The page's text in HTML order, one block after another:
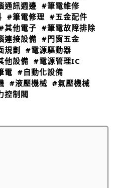
通訊週邊 #筆電維修
#筆電修理 #五金配件
其他電子 #筆電故障排除
連接設備 #門窗五金
規劃
#電源驅動器
他設備 #電源管理IC
電 #自動化設備
#液壓機械 #氣壓機械
控制閥